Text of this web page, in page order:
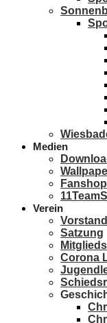
Medien
Fanshop
Verein
Vorstand
Satzung
Corona